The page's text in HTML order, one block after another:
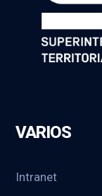
VARIOS
Intranet